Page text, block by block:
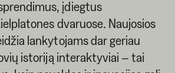
įdiegtus
dvaruose. Naujosios
lankytojams dar geriau
istoriją interaktyviai – tai